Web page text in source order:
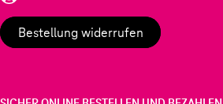
Bestellung widerrufen